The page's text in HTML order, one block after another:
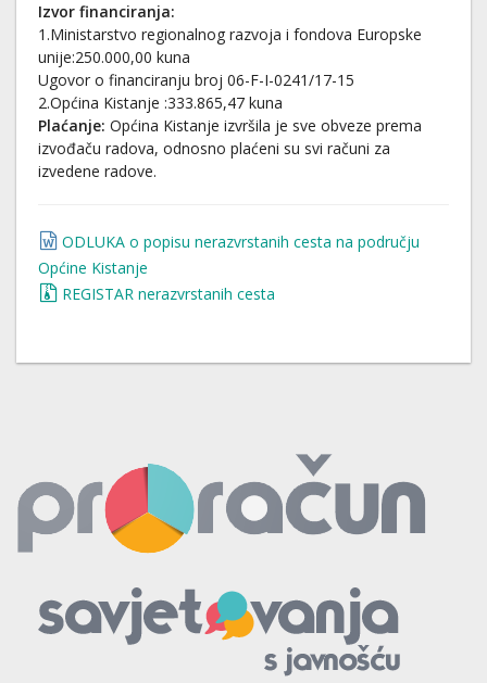
Izvor financiranja:
1.Ministarstvo regionalnog razvoja i fondova Europske
unije:250.000,00 kuna
Ugovor o financiranju broj 06-F-I-0241/17-15
2.Općina Kistanje :333.865,47 kuna
Plaćanje: Općina Kistanje izvršila je sve obveze prema
izvođaču radova, odnosno plaćeni su svi računi za
izvedene radove.
ODLUKA o popisu nerazvrstanih cesta na području
Općine Kistanje
REGISTAR nerazvrstanih cesta